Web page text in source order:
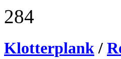
284
Klotterplank /